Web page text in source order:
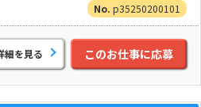
p35250200101
細を見る このお仕事に応募